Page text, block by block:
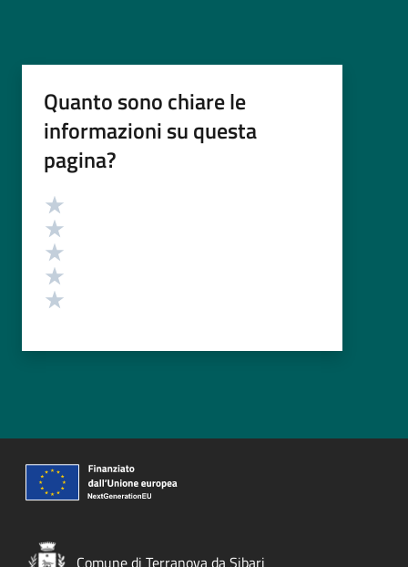
Quanto sono chiare le
informazioni su questa
pagina?
Valutazione
Comune di Terranova da Sibari